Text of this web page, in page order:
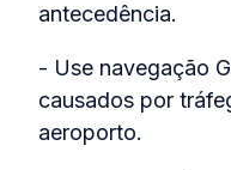
antecedência.
- Use navegação
causados por
aeroporto.